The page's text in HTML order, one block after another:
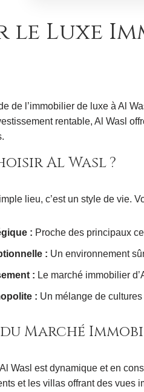
Luxe
de l’immobilier de luxe à Al
rentable, Al Wasl
Al Wasl ?
lieu, c’est un style de vie.
: Proche des principaux
: Un environnement
: Le marché immobilier
: Un mélange de
du Marché
Wasl est dynamique et en
et les villas offrant des vues